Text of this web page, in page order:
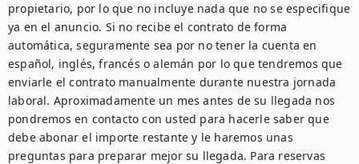
propietario, por lo que no incluye nada que no se especifique
ya en el anuncio. Si no recibe el contrato de forma
automática, seguramente sea por no tener la cuenta en
español, inglés, francés o alemán por lo que tendremos que
enviarle el contrato manualmente durante nuestra jornada
laboral. Aproximadamente un mes antes de su llegada nos
pondremos en contacto con usted para hacerle saber que
debe abonar el importe restante y le haremos unas
preguntas para preparar mejor su llegada. Para reservas